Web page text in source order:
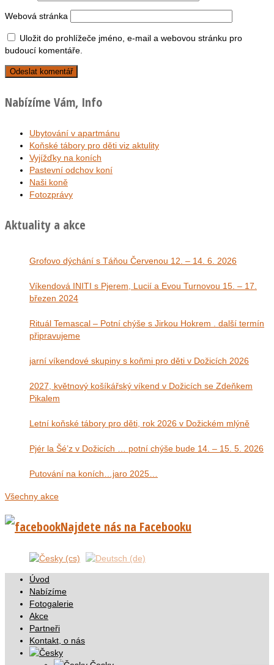
Webová stránka
Uložit do prohlížeče jméno, e-mail a webovou stránku pro
budoucí komentáře.
Nabízíme Vám, Info
Ubytování v apartmánu
Koňské tábory pro děti viz aktulity
Vyjížďky na koních
Pastevní odchov koní
Naši koně
Fotozprávy
Aktuality a akce
Grofovo dýchání s Táňou Červenou 12. – 14. 6. 2026
Víkendová INITI s Pjerem, Lucií a Evou Turnovou 15. – 17.
březen 2024
Rituál Temascal – Potní chýše s Jirkou Hokrem . další termín
připravujeme
jarní víkendové skupiny s koňmi pro děti v Dožicích 2026
2027, květnový košíkářský víkend v Dožicích se Zdeňkem
Pikalem
Letní koňské tábory pro děti, rok 2026 v Dožickém mlýně
Pjér la Šé’z v Dožicích … potní chýše bude 14. – 15. 5. 2026
Putování na koních…jaro 2025…
Všechny akce
Najdete nás na Facebooku
Úvod
Nabízíme
Fotogalerie
Akce
Partneři
Kontakt, o nás